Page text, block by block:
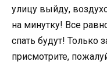
улицу выйду,
на минутку! Все
спать будут!
присмотрите,